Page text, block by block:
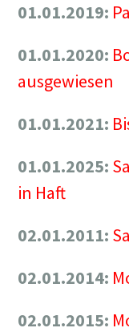
01.01.2019:
01.01.2020:
ausgewiesen
01.01.2021:
01.01.2025:
in Haft
02.01.2011:
02.01.2014:
02.01.2015: